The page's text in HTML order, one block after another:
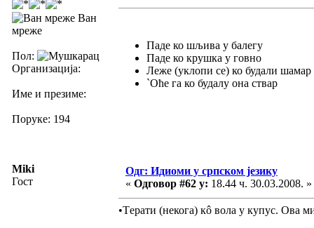
Ван
мреже
Пол:
Организација:
Име и презиме:
Поруке: 194
Паде ко шљива у балегу
Паде ко крушка у говно
Леже (уклопи се) ко будали шамар
`Оће га ко будалу она ствар
Miki
Гост
Одг: Идиоми у српском језику
« Одговор #62 у: 18.44 ч. 30.03.2008. »
•Tерати (некога) кô вола у купус. Ова